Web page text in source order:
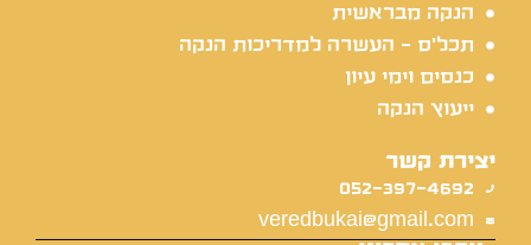
הנקה מבראשית
תכל'ס - העשרה למדריכות הנקה
כנסים וימי עיון
ייעוץ הנקה
יצירת קשר
052-397-4692
veredbukai@gmail.com